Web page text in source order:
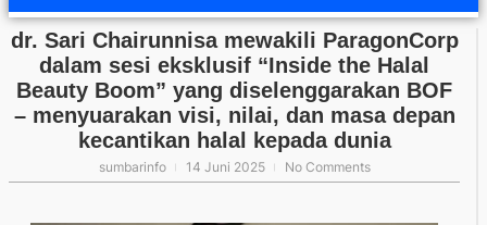
dr. Sari Chairunnisa mewakili ParagonCorp
dalam sesi eksklusif “Inside the Halal
Beauty Boom” yang diselenggarakan BOF
– menyuarakan visi, nilai, dan masa depan
kecantikan halal kepada dunia
sumbarinfo 14 Juni 2025 No Comments